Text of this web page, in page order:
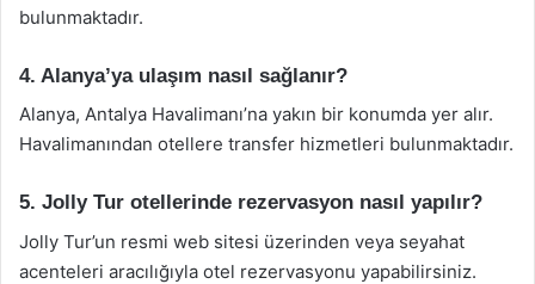
bulunmaktadır.
4. Alanya’ya ulaşım nasıl sağlanır?
Alanya, Antalya Havalimanı’na yakın bir konumda yer alır.
Havalimanından otellere transfer hizmetleri bulunmaktadır.
5. Jolly Tur otellerinde rezervasyon nasıl yapılır?
Jolly Tur’un resmi web sitesi üzerinden veya seyahat
acenteleri aracılığıyla otel rezervasyonu yapabilirsiniz.